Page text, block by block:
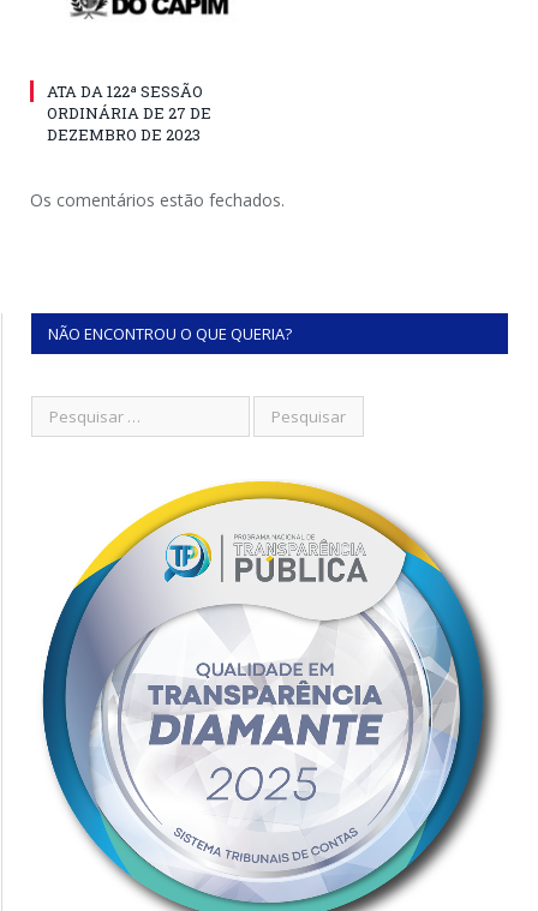
ATA DA 122ª SESSÃO
ORDINÁRIA DE 27 DE
DEZEMBRO DE 2023
Os comentários estão fechados.
NÃO ENCONTROU O QUE QUERIA?